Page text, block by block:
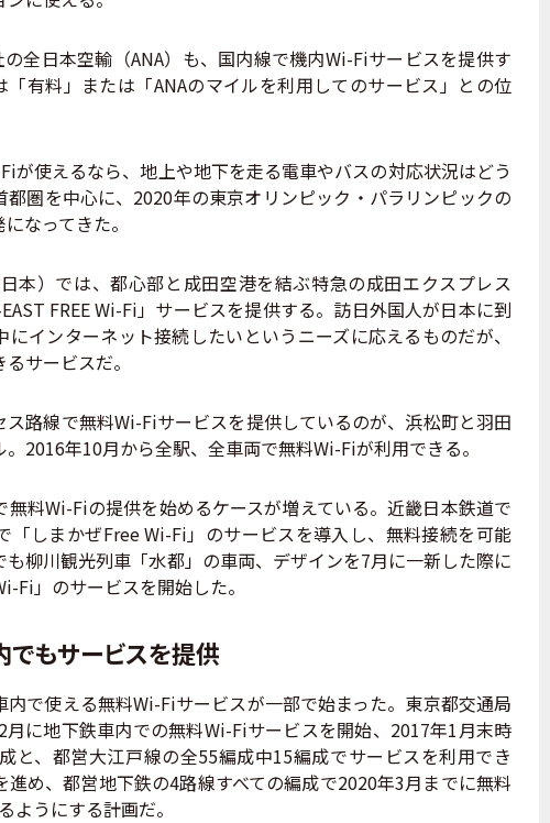
全日本空輸（ANA）も、国内線で機内Wi-Fiサービスを提供す
「有料」または「ANAのマイルを利用してのサービス」との位
が使えるなら、地上や地下を走る電車やバスの対応状況はどう
都圏を中心に、2020年の東京オリンピック・パラリンピックの
なってきた。
本）では、都心部と成田空港を結ぶ特急の成田エクスプレス
EAST FREE Wi-Fi」サービスを提供する。訪日外国人が日本に到
インターネット接続したいというニーズに応えるものだが、
サービスだ。
路線で無料Wi-Fiサービスを提供しているのが、浜松町と羽田
2016年10月から全駅、全車両で無料Wi-Fiが利用できる。
料Wi-Fiの提供を始めるケースが増えている。近畿日本鉄道で
「しまかぜFree Wi-Fi」のサービスを導入し、無料接続を可能
柳川観光列車「水都」の車両、デザインを7月に一新した際に
Fi」のサービスを開始した。
もサービスを提供
で使える無料Wi-Fiサービスが一部で始まった。東京都交通局
に地下鉄車内での無料Wi-Fiサービスを開始、2017年1月末時
と、都営大江戸線の全55編成中15編成でサービスを利用でき
進め、都営地下鉄の4路線すべての編成で2020年3月までに無料
ようにする計画だ。